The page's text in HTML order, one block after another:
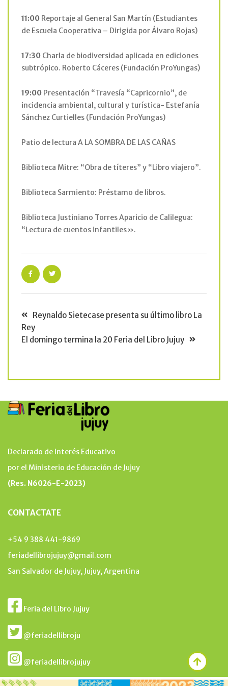
11:00 Reportaje al General San Martín (Estudiantes
de Escuela Cooperativa – Dirigida por Álvaro Rojas)
17:30 Charla de biodiversidad aplicada en ediciones
subtrópico. Roberto Cáceres (Fundación ProYungas)
19:00 Presentación “Travesía “Capricornio”, de
incidencia ambiental, cultural y turística- Estefanía
Sánchez Curtielles (Fundación ProYungas)
Patio de lectura A LA SOMBRA DE LAS CAÑAS
Biblioteca Mitre: “Obra de títeres” y “Libro viajero”.
Biblioteca Sarmiento: Préstamo de libros.
Biblioteca Justiniano Torres Aparicio de Calilegua:
“Lectura de cuentos infantiles».
Reynaldo Sietecase presenta su último libro La
Rey
El domingo termina la 20 Feria del Libro Jujuy
Declarado de Interés Educativo
por el Ministerio de Educación de Jujuy
(Res. N6026-E-2023)
CONTACTATE
+54 9 388 441-9869
feriadellibrojujuy@gmail.com
San Salvador de Jujuy, Jujuy, Argentina
Feria del Libro Jujuy
@feriadellibroju
@feriadellibrojujuy